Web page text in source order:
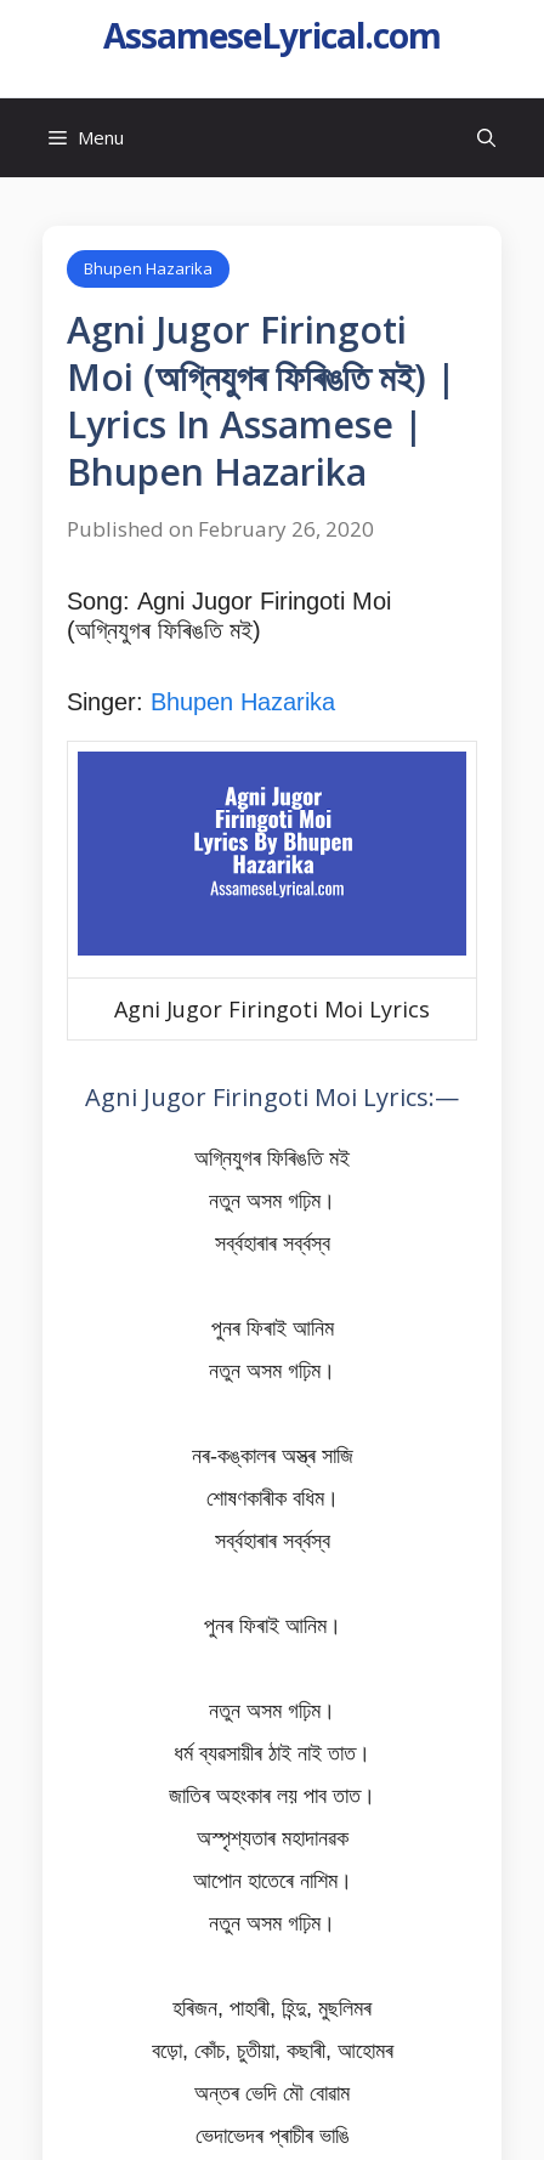
AssameseLyrical.com
Menu
Bhupen Hazarika
Agni Jugor Firingoti
Moi (অগ্নিযুগৰ ফিৰিঙতি মই) |
Lyrics In Assamese |
Bhupen Hazarika
Published on February 26, 2020
Song: Agni Jugor Firingoti Moi
(অগ্নিযুগৰ ফিৰিঙতি মই)
Singer: Bhupen Hazarika
Agni Jugor Firingoti Moi Lyrics
Agni Jugor Firingoti Moi Lyrics:—
অগ্নিযুগৰ ফিৰিঙতি মই
নতুন অসম গঢ়িম।
সৰ্ব্বহাৰাৰ সৰ্ব্বস্ব
পুনৰ ফিৰাই আনিম
নতুন অসম গঢ়িম।
নৰ-কঙ্কালৰ অস্ত্ৰ সাজি
শোষণকাৰীক বধিম।
সৰ্ব্বহাৰাৰ সৰ্ব্বস্ব
পুনৰ ফিৰাই আনিম।
নতুন অসম গঢ়িম।
ধৰ্ম ব্যৱসায়ীৰ ঠাই নাই তাত।
জাতিৰ অহংকাৰ লয় পাব তাত।
অস্পৃশ্যতাৰ মহাদানৱক
আপোন হাতেৰে নাশিম।
নতুন অসম গঢ়িম।
হৰিজন, পাহাৰী, হিন্দু, মুছলিমৰ
বড়ো, কোঁচ, চুতীয়া, কছাৰী, আহোমৰ
অন্তৰ ভেদি মৌ বোৱাম
ভেদাভেদৰ প্ৰাচীৰ ভাঙি